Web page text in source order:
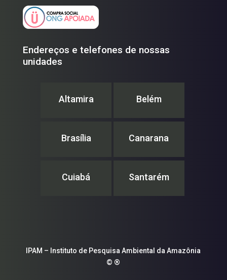
Endereços e telefones de nossas
unidades
Altamira Belém
Brasília Canarana
Cuiabá Santarém
IPAM – Instituto de Pesquisa Ambiental da Amazônia
© ®